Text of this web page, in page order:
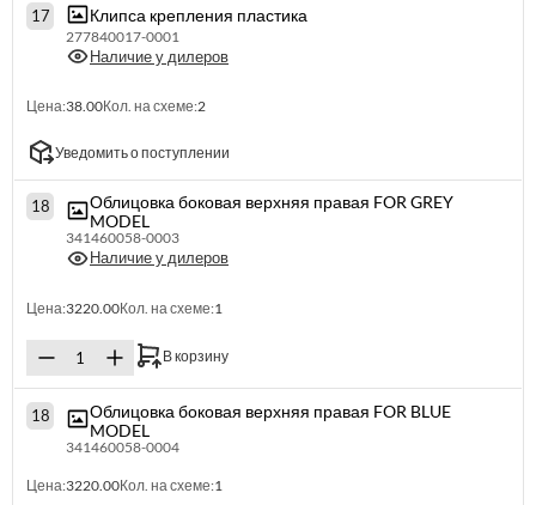
17 Клипса крепления пластика
277840017-0001
Наличие у дилеров
Цена:38.00Кол. на схеме:2
Уведомить о поступлении
18
Облицовка боковая верхняя правая FOR GREY
MODEL
341460058-0003
Наличие у дилеров
Цена:3220.00Кол. на схеме:1
В корзину
18
Облицовка боковая верхняя правая FOR BLUE
MODEL
341460058-0004
Цена:3220.00Кол. на схеме:1